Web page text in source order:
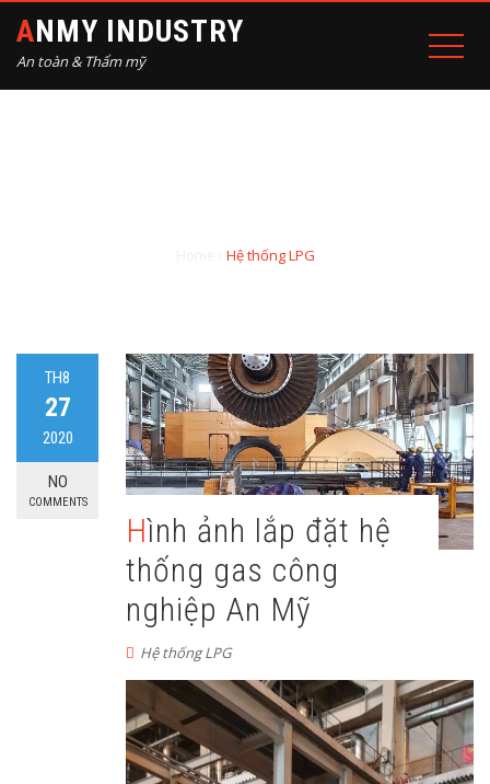
ANMY INDUSTRY
An toàn & Thẩm mỹ
Hệ thống LPG
TH8
27
2020
NO
COMMENTS
Hình ảnh lắp đặt hệ
thống gas công
nghiệp An Mỹ
Hệ thống LPG